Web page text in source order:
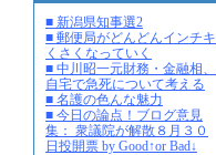
■ 新潟県知事選2
■ 郵便局がどんどんインチキ
くさくなっていく
■ 中川昭一元財務・金融相、
自宅で急死について考える
■ 名護の色んな魅力
■ 今日の論点！ブログ意見
集： 衆議院が解散８月３０
日投開票 by Good↑or Bad↓